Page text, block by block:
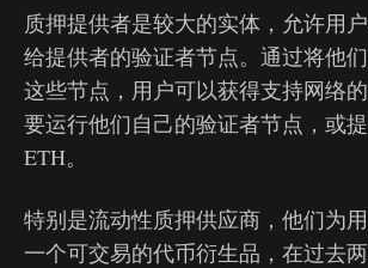
质押提供者是较大的实体，允许用
给提供者的验证者节点。通过将他
这些节点，用户可以获得支持网络
要运行他们自己的验证者节点，或
ETH。
特别是流动性质押供应商，他们为
一个可交易的代币衍生品，在过去